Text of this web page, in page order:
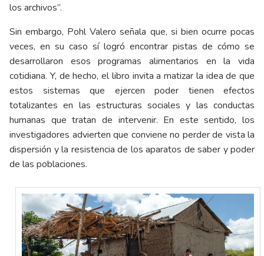
los archivos”.
Sin embargo, Pohl Valero señala que, si bien ocurre pocas
veces, en su caso sí logró encontrar pistas de cómo se
desarrollaron esos programas alimentarios en la vida
cotidiana. Y, de hecho, el libro invita a matizar la idea de que
estos sistemas que ejercen poder tienen efectos
totalizantes en las estructuras sociales y las conductas
humanas que tratan de intervenir. En este sentido, los
investigadores advierten que conviene no perder de vista la
dispersión y la resistencia de los aparatos de saber y poder
de las poblaciones.